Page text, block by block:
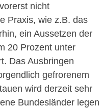
nicht
Praxis, wie z.B. das
ein Aussetzen der
20 Prozent unter
Das Ausbringen
gefrorenem
wird derzeit sehr
Bundesländer legen